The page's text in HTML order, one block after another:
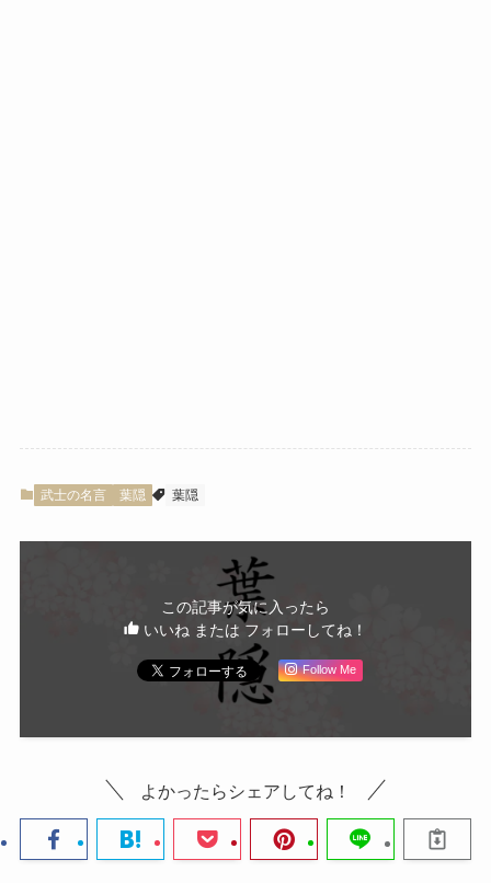
武士の名言 葉隠 葉隠
この記事が気に入ったら
いいね または フォローしてね！
Follow Me
よかったらシェアしてね！